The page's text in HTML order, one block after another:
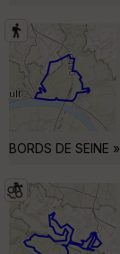
BORDS DE SEINE »